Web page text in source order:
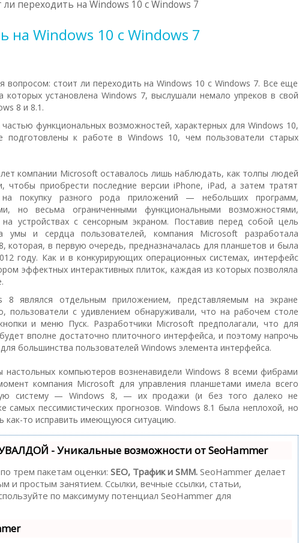
ли переходить на Windows 10 с Windows 7
на Windows 10 с Windows 7
вопросом: стоит ли переходить на Windows 10 с Windows 7. Все еще
установлена Windows 7, выслушали немало упреков в свой
8 и 8.1.
функциональных возможностей, характерных для Windows 10,
подготовлены к работе в Windows 10, чем пользователи старых
лет компании Microsoft оставалось лишь наблюдать, как толпы людей
чтобы приобрести последние версии iPhone, iPad, а затем тратят
на покупку разного рода приложений — небольших программ,
но весьма ограниченными функциональными возможностями,
устройствах с сенсорным экраном. Поставив перед собой цель
умы и сердца пользователей, компания Microsoft разработала
которая, в первую очередь, предназначалась для планшетов и была
году. Как и в конкурирующих операционных системах, интерфейс
эффектных интерактивных плиток, каждая из которых позволяла
являлся отдельным приложением, представляемым на экране
пользователи с удивлением обнаруживали, что на рабочем столе
и меню Пуск. Разработчики Microsoft предполагали, что для
вполне достаточно плиточного интерфейса, и поэтому напрочь
большинства пользователей Windows элемента интерфейса.
настольных компьютеров возненавидели Windows 8 всеми фибрами
компания Microsoft для управления планшетами имела всего
систему — Windows 8, — их продажи (и без того далеко не
самых пессимистических прогнозов. Windows 8.1 была неплохой, но
как-то исправить имеющуюся ситуацию.
- Уникальные возможности от SeoHammer
трем пакетам оценки: SEO, Трафик и SMM.SeoHammer делает
и простым занятием. Ссылки, вечные ссылки, статьи,
по максимуму потенциал SeoHammer для